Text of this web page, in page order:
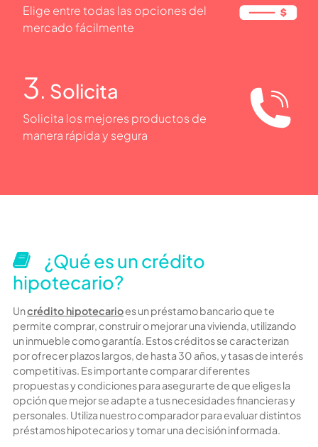
Elige entre todas las opciones del
mercado fácilmente
3. Solicita
Solicita los mejores productos de
manera rápida y segura
¿Qué es un crédito
hipotecario?
Uncrédito hipotecarioes un préstamo bancario que te
permite comprar, construir o mejorar una vivienda, utilizando
un inmueble como garantía. Estos créditos se caracterizan
por ofrecer plazos largos, de hasta 30 años, y tasas de interés
competitivas. Es importante comparar diferentes
propuestas y condiciones para asegurarte de que eliges la
opción que mejor se adapte a tus necesidades financieras y
personales. Utiliza nuestro comparador para evaluar distintos
préstamos hipotecariosy tomar una decisión informada.